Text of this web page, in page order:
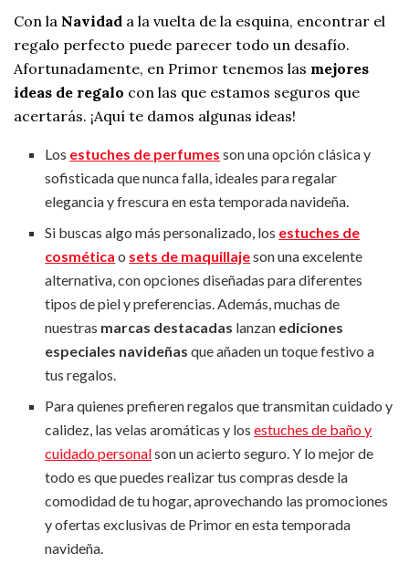
Con la Navidad a la vuelta de la esquina, encontrar el
regalo perfecto puede parecer todo un desafío.
Afortunadamente, en Primor tenemos las mejores
ideas de regalo con las que estamos seguros que
acertarás. ¡Aquí te damos algunas ideas!
Los estuches de perfumes son una opción clásica y
sofisticada que nunca falla, ideales para regalar
elegancia y frescura en esta temporada navideña.
Si buscas algo más personalizado, los estuches de
cosmética o sets de maquillajeson una excelente
alternativa, con opciones diseñadas para diferentes
tipos de piel y preferencias. Además, muchas de
nuestras marcas destacadas lanzan ediciones
especiales navideñas que añaden un toque festivo a
tus regalos.
Para quienes prefieren regalos que transmitan cuidado y
calidez, las velas aromáticas y losestuches de baño y
cuidado personalson un acierto seguro. Y lo mejor de
todo es que puedes realizar tus compras desde la
comodidad de tu hogar, aprovechando las promociones
y ofertas exclusivas de Primor en esta temporada
navideña.